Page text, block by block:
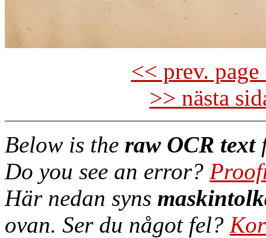
<< prev.
>> nästa
Below is the raw OCR text
Do you see an error?
Här nedan syns
ovan. Ser du något fel?